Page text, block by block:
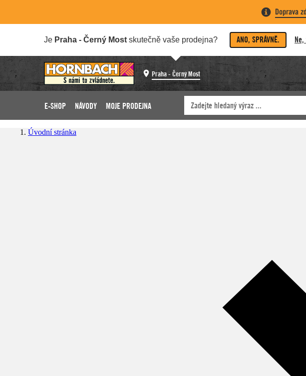
Doprava
Je Praha - Černý Most skutečně vaše prodejna? ANO, SPRÁVNĚ.
Praha - Černý Most
E-SHOP NÁVODY MOJE PRODEJNA
Úvodní stránka